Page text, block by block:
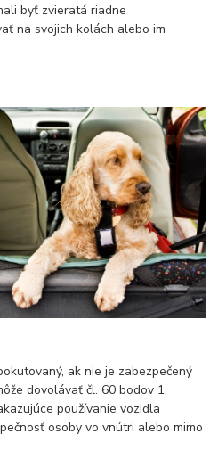
byť zvieratá riadne
na svojich kolách alebo im
ak nie je zabezpečený
dovolávať čl. 60 bodov 1.
používanie vozidla
osoby vo vnútri alebo mimo